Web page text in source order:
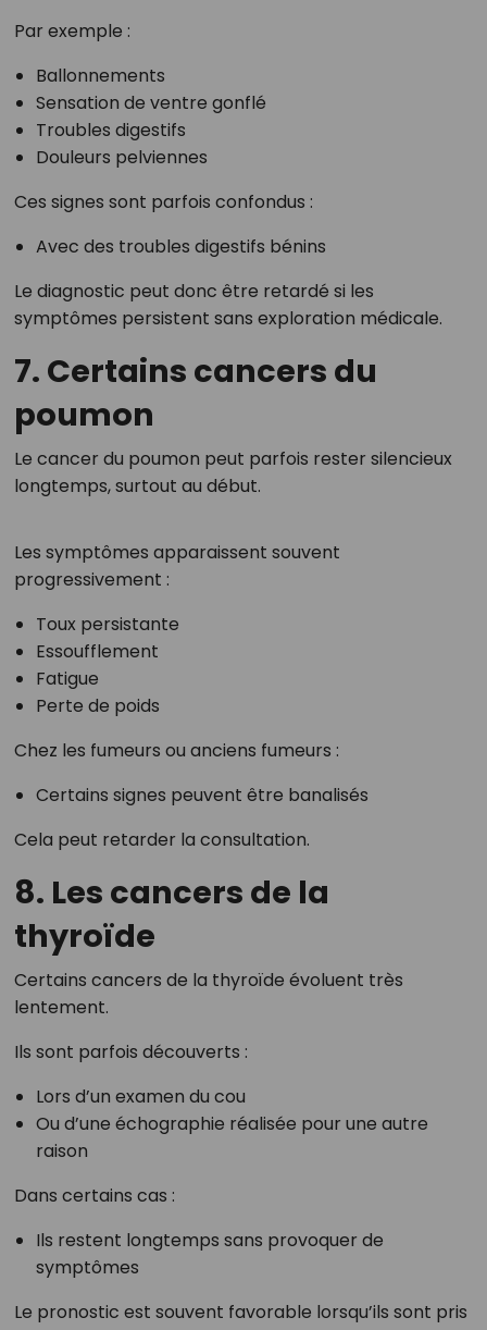
Par exemple :
Ballonnements
Sensation de ventre gonflé
Troubles digestifs
Douleurs pelviennes
Ces signes sont parfois confondus :
Avec des troubles digestifs bénins
Le diagnostic peut donc être retardé si les
symptômes persistent sans exploration médicale.
7. Certains cancers du
poumon
Le cancer du poumon peut parfois rester silencieux
longtemps, surtout au début.
Les symptômes apparaissent souvent
progressivement :
Toux persistante
Essoufflement
Fatigue
Perte de poids
Chez les fumeurs ou anciens fumeurs :
Certains signes peuvent être banalisés
Cela peut retarder la consultation.
8. Les cancers de la
thyroïde
Certains cancers de la thyroïde évoluent très
lentement.
Ils sont parfois découverts :
Lors d’un examen du cou
Ou d’une échographie réalisée pour une autre
raison
Dans certains cas :
Ils restent longtemps sans provoquer de
symptômes
Le pronostic est souvent favorable lorsqu’ils sont pris